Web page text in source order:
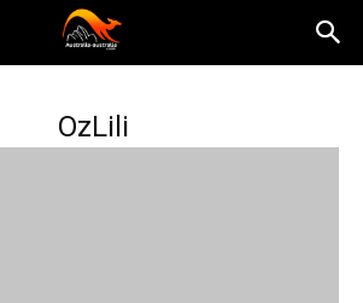
OzLili